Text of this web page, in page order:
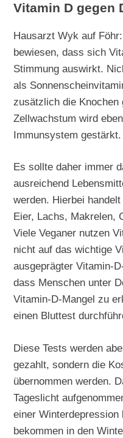
Vitamin D gegen
Hausarzt Wyk auf
bewiesen, dass sich
Stimmung auswirkt.
als
zusätzlich die
Zellwachstum wird
Immunsystem gestärkt.
Es sollte daher immer
ausreichend
werden. Hierbei
Eier, Lachs, Makrelen,
Viele Veganer nutzen
nicht auf das wichtige
ausgeprägter Vitamin-
dass Menschen unter
Vitamin-D-Mangel zu
einen Bluttest
Diese Tests werden
gezahlt, sondern die
übernommen werden.
Tageslicht
einer Winterdepression
bekommen in den